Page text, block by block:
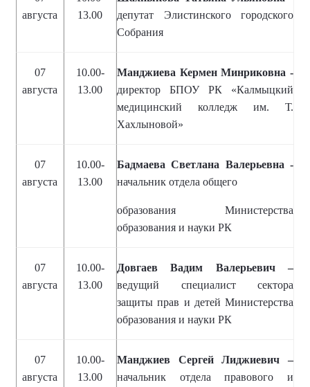
августа
13.00
депутат Элистинского городского
Собрания
07
августа
10.00-
13.00
Манджиева Кермен Минриковна -
директор БПОУ РК «Калмыцкий
медицинский колледж им. Т.
Хахлыновой»
07
августа
10.00-
13.00
Бадмаева Светлана Валерьевна -
начальник отдела общего
образования Министерства
образования и науки РК
07
августа
10.00-
13.00
Довгаев Вадим Валерьевич –
ведущий специалист сектора
защиты прав и детей Министерства
образования и науки РК
07
августа
10.00-
13.00
Манджиев Сергей Лиджиевич –
начальник отдела правового и